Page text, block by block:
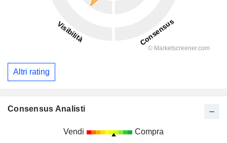
Altri rating
Consensus Analisti
Vendi Compra